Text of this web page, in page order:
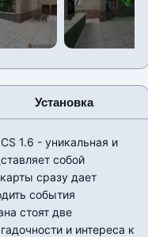
Установка
1.6 - уникальная и
собой
сразу дает
события
стоят две
и интереса к